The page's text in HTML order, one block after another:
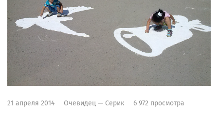
21 апреля 2014 Очевидец — Серик 6 972 просмотра